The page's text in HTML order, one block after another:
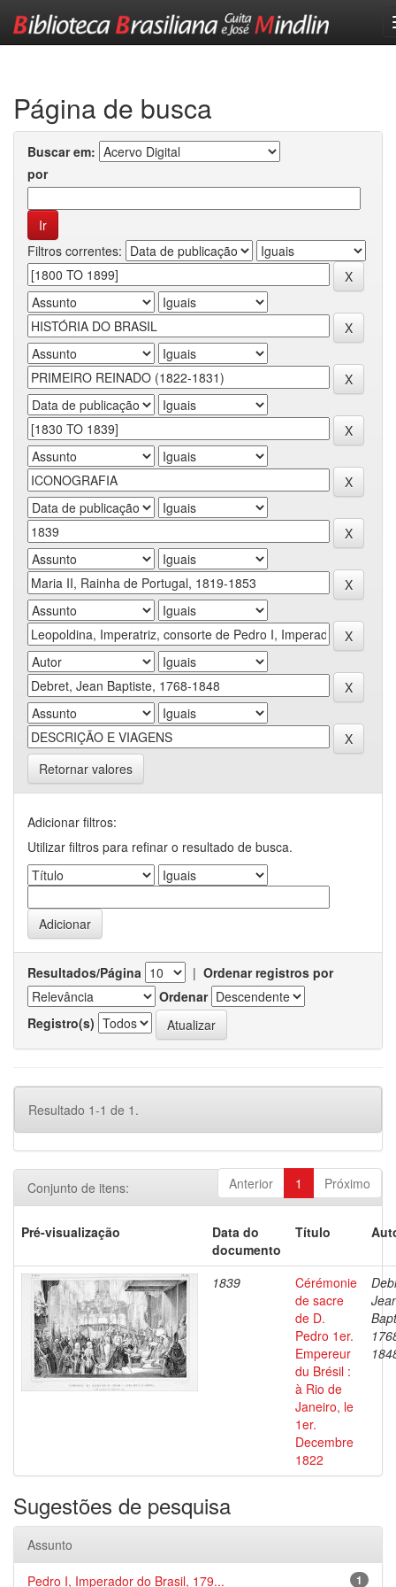
Página de busca
Buscar em:
por
Filtros correntes:
Retornar valores
Adicionar filtros:
Utilizar filtros para refinar o resultado de busca.
Resultados/Página | Ordenar registros por
Ordenar
Registro(s)
Resultado 1-1 de 1.
Anterior 1 Próximo
Conjunto de itens:
Pré-visualização
Data do
documento
Título
1839
Cérémonie
de sacre
de D.
Pedro 1er.
Empereur
du Brésil :
à Rio de
Janeiro, le
1er.
Decembre
1822
Sugestões de pesquisa
Assunto
1
Pedro I, Imperador do Brasil, 179...